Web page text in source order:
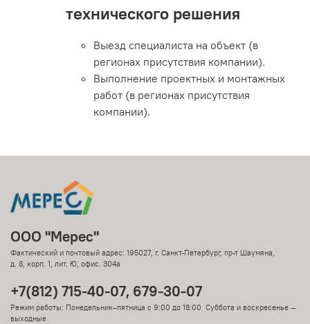
технического решения
Выезд специалиста на объект (в
регионах присутствия компании).
Выполнение проектных и монтажных
работ (в регионах присутствия
компании).
ООО "Мерес"
Фактический и почтовый адрес: 195027, г. Санкт-Петербург, пр-т Шаумяна,
д. 8, корп. 1, лит. Ю, офис. 304а
+7(812) 715-40-07, 679-30-07
Режим работы: Понедельник–пятница с 9:00 до 18:00 Суббота и воскресенье —
выходные